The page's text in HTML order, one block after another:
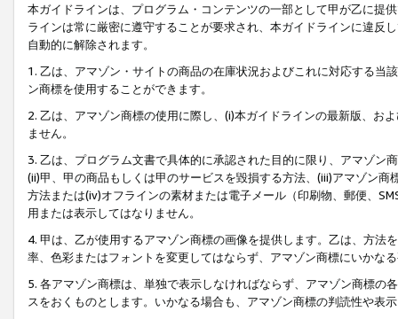
本ガイドラインは、プログラム・コンテンツの一部として甲が乙に提
ラインは常に厳密に遵守することが要求され、本ガイドラインに違反
自動的に解除されます。
1. 乙は、アマゾン・サイトの商品の在庫状況およびこれに対応する
ン商標を使用することができます。
2. 乙は、アマゾン商標の使用に際し、(i)本ガイドラインの最新版、お
ません。
3. 乙は、プログラム文書で具体的に承認された目的に限り、アマゾン
(ii)甲、甲の商品もしくは甲のサービスを毀損する方法、(iii)アマゾン
方法または(iv)オフラインの素材または電子メール（印刷物、郵便、
用または表示してはなりません。
4. 甲は、乙が使用するアマゾン商標の画像を提供します。乙は、方
率、色彩またはフォントを変更してはならず、アマゾン商標にいかな
5. 各アマゾン商標は、単独で表示しなければならず、アマゾン商標
スをおくものとします。いかなる場合も、アマゾン商標の判読性や表